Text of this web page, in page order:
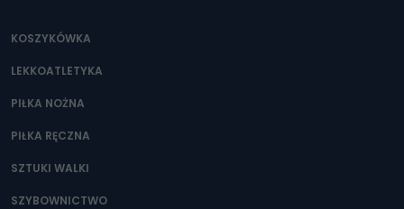
KOSZYKÓWKA
LEKKOATLETYKA
PIŁKA NOŻNA
PIŁKA RĘCZNA
SZTUKI WALKI
SZYBOWNICTWO